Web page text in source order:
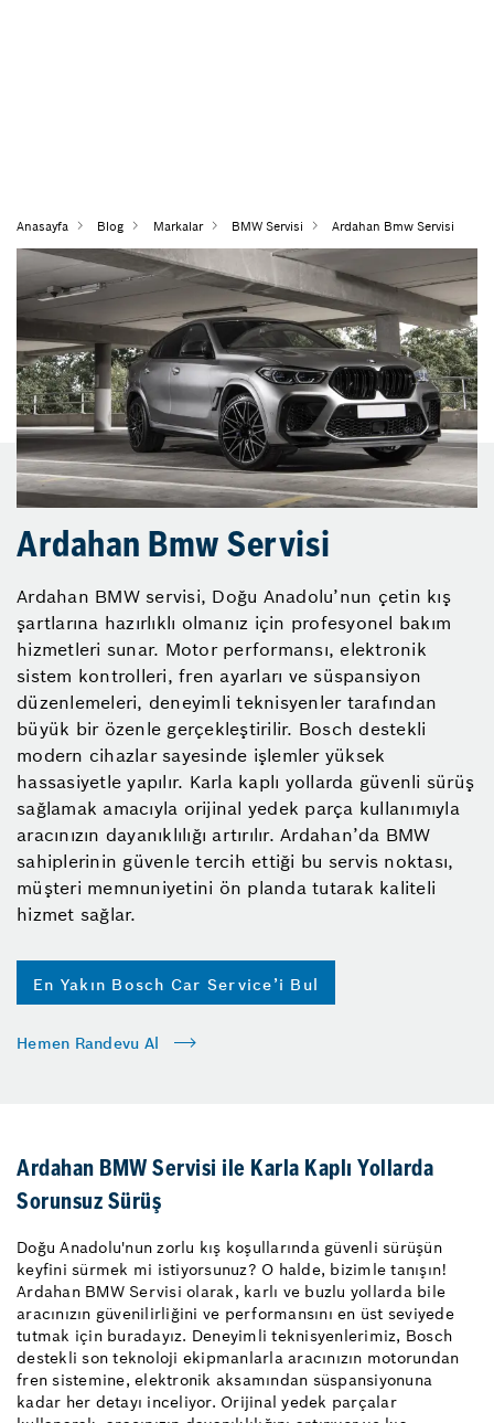
Anasayfa Blog Markalar BMW Servisi Ardahan Bmw Servisi
Ardahan Bmw Servisi
Ardahan BMW servisi, Doğu Anadolu’nun çetin kış
şartlarına hazırlıklı olmanız için profesyonel bakım
hizmetleri sunar. Motor performansı, elektronik
sistem kontrolleri, fren ayarları ve süspansiyon
düzenlemeleri, deneyimli teknisyenler tarafından
büyük bir özenle gerçekleştirilir. Bosch destekli
modern cihazlar sayesinde işlemler yüksek
hassasiyetle yapılır. Karla kaplı yollarda güvenli sürüş
sağlamak amacıyla orijinal yedek parça kullanımıyla
aracınızın dayanıklılığı artırılır. Ardahan’da BMW
sahiplerinin güvenle tercih ettiği bu servis noktası,
müşteri memnuniyetini ön planda tutarak kaliteli
hizmet sağlar.
En Yakın Bosch Car Service’i Bul
Hemen Randevu Al
Ardahan BMW Servisi ile Karla Kaplı Yollarda
Sorunsuz Sürüş
Doğu Anadolu'nun zorlu kış koşullarında güvenli sürüşün
keyfini sürmek mi istiyorsunuz? O halde, bizimle tanışın!
Ardahan BMW Servisi olarak, karlı ve buzlu yollarda bile
aracınızın güvenilirliğini ve performansını en üst seviyede
tutmak için buradayız. Deneyimli teknisyenlerimiz, Bosch
destekli son teknoloji ekipmanlarla aracınızın motorundan
fren sistemine, elektronik aksamından süspansiyonuna
kadar her detayı inceliyor. Orijinal yedek parçalar